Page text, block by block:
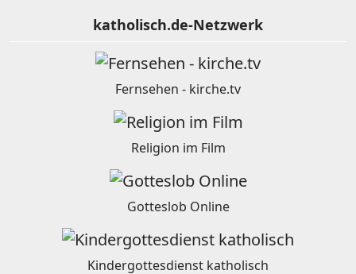
katholisch.de-Netzwerk
Fernsehen - kirche.tv
Religion im Film
Gotteslob Online
Kindergottesdienst katholisch